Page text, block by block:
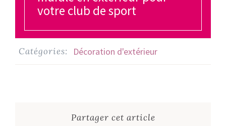
votre club de sport
Catégories: Décoration d'extérieur
Partager cet article